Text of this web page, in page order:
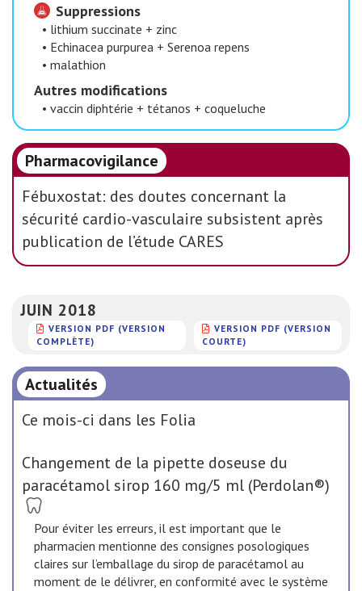
Suppressions
• lithium succinate + zinc
• Echinacea purpurea + Serenoa repens
• malathion
Autres modifications
• vaccin diphtérie + tétanos + coqueluche
Pharmacovigilance
Fébuxostat: des doutes concernant la
sécurité cardio-vasculaire subsistent après
publication de l’étude CARES
JUIN 2018
VERSION PDF (VERSION
COMPLÈTE)
VERSION PDF (VERSION
COURTE)
Actualités
Ce mois-ci dans les Folia
Changement de la pipette doseuse du
paracétamol sirop 160 mg/5 ml (Perdolan®)
Pour éviter les erreurs, il est important que le
pharmacien mentionne des consignes posologiques
claires sur l’emballage du sirop de paracétamol au
moment de le délivrer, en conformité avec le système